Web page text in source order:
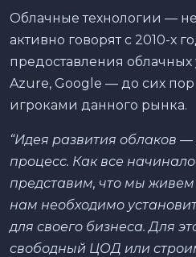
Облачные технологии —
активно говорят с 2010-х
предоставления облачных
Azure, Google — до сих
игроками данного рынка.
“Идея развития облаков
процесс. Как все
представим, что мы
нам необходимо
для своего бизнеса. Для
свободный ЦОД или